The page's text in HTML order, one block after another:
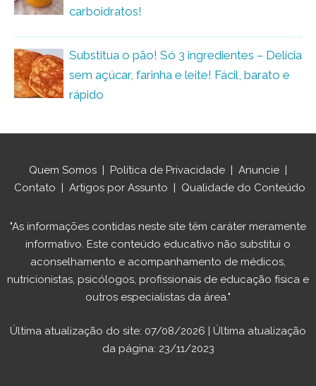
carboidratos!
Substitua o pão! Só 3 ingredientes – Delícia
sem açúcar, farinha e leite! Fácil, barato e
rápido
Quem Somos | Política de Privacidade | Anuncie |
Contato | Artigos por Assunto | Qualidade do Conteúdo
"As informações contidas neste site têm caráter meramente
informativo. Este conteúdo educativo não substitui o
aconselhamento e acompanhamento de médicos,
nutricionistas, psicólogos, profissionais de educação física e
outros especialistas da área."
Última atualização do site: 07/08/2026 | Última atualização
da página: 23/11/2023